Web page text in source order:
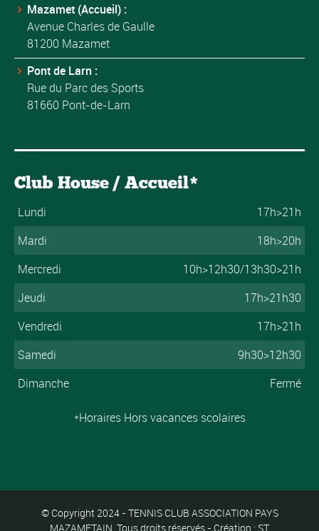
Mazamet (Accueil) :
Avenue Charles de Gaulle
81200 Mazamet
Pont de Larn :
Rue du Parc des Sports
81660 Pont-de-Larn
Club House / Accueil*
Lundi
17h>21h
Mardi
18h>20h
Mercredi
10h>12h30/13h30>21h
Jeudi
17h>21h30
Vendredi
17h>21h
Samedi
9h30>12h30
Dimanche
Fermé
*Horaires Hors vacances scolaires
© Copyright 2024 - TENNIS CLUB ASSOCIATION PAYS
MAZAMETAIN. Tous droits réservés - Création : ST